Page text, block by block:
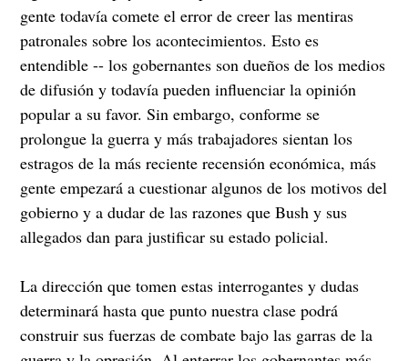
gente todavía comete el error de creer las mentiras
patronales sobre los acontecimientos. Esto es
entendible -- los gobernantes son dueños de los medios
de difusión y todavía pueden influenciar la opinión
popular a su favor. Sin embargo, conforme se
prolongue la guerra y más trabajadores sientan los
estragos de la más reciente recensión económica, más
gente empezará a cuestionar algunos de los motivos del
gobierno y a dudar de las razones que Bush y sus
allegados dan para justificar su estado policial.
La dirección que tomen estas interrogantes y dudas
determinará hasta que punto nuestra clase podrá
construir sus fuerzas de combate bajo las garras de la